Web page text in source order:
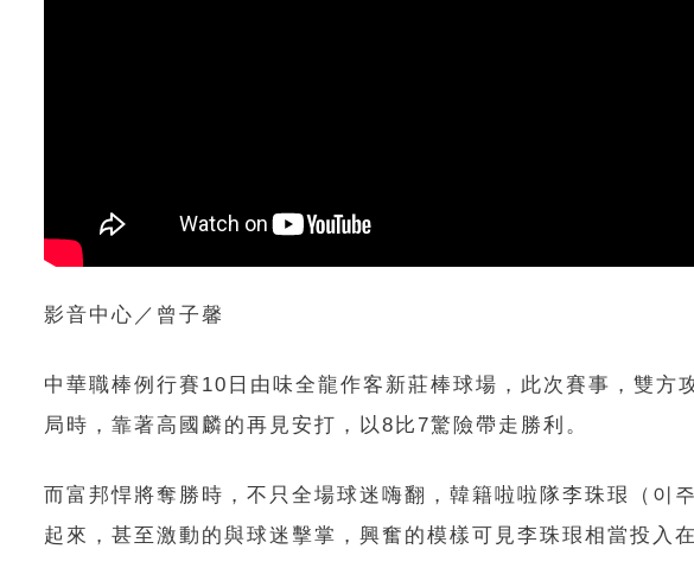
影音中心／曾子馨
中華職棒例行賽10日由味全龍作客新莊棒球場，此次賽事，雙方
局時，靠著高國麟的再見安打，以8比7驚險帶走勝利。
而富邦悍將奪勝時，不只全場球迷嗨翻，韓籍啦啦隊李珠珢（이
起來，甚至激動的與球迷擊掌，興奮的模樣可見李珠珢相當投入在